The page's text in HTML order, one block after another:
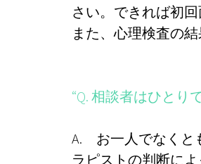
さい。できれば初
また、心理検査の
“Q. 相談者はひとり
A. お一人でなくと
ラピストの判断に